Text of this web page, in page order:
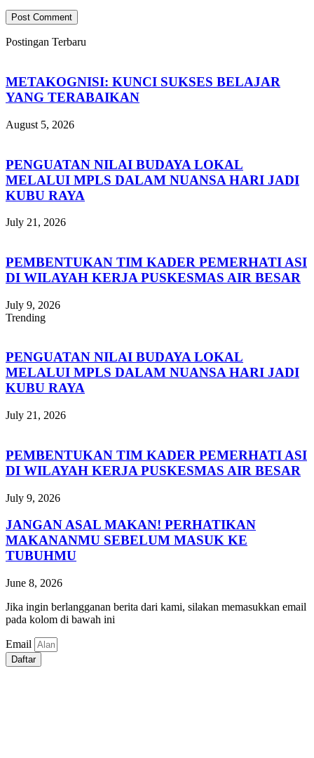
Postingan Terbaru
METAKOGNISI: KUNCI SUKSES BELAJAR
YANG TERABAIKAN
August 5, 2026
PENGUATAN NILAI BUDAYA LOKAL
MELALUI MPLS DALAM NUANSA HARI JADI
KUBU RAYA
July 21, 2026
PEMBENTUKAN TIM KADER PEMERHATI ASI
DI WILAYAH KERJA PUSKESMAS AIR BESAR
July 9, 2026
Trending
PENGUATAN NILAI BUDAYA LOKAL
MELALUI MPLS DALAM NUANSA HARI JADI
KUBU RAYA
July 21, 2026
PEMBENTUKAN TIM KADER PEMERHATI ASI
DI WILAYAH KERJA PUSKESMAS AIR BESAR
July 9, 2026
JANGAN ASAL MAKAN! PERHATIKAN
MAKANANMU SEBELUM MASUK KE
TUBUHMU
June 8, 2026
Jika ingin berlangganan berita dari kami, silakan memasukkan email
pada kolom di bawah ini
Email
Daftar